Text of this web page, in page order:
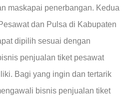
maskapai penerbangan. Kedua
dan Pulsa di Kabupaten
dipilih sesuai dengan
penjualan tiket pesawat
Bagi yang ingin dan tertarik
bisnis penjualan tiket